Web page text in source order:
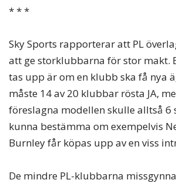
* * *
Sky Sports rapporterar att PL
att ge storklubbarna för stor makt.
tas upp är om en klubb ska få nya
måste 14 av 20 klubbar rösta JA,
föreslagna modellen skulle alltså
kunna bestämma om exempelvis
Burnley får köpas upp av en viss
De mindre PL-klubbarna